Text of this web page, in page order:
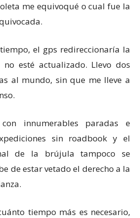
me equivoqué o cual fue la
el gps redireccionaría la
esté actualizado. Llevo dos
al mundo, sin que me lleve a
innumerables paradas e
sin roadbook y el
de la brújula tampoco se
de estar vetado el derecho a la
tiempo más es necesario,